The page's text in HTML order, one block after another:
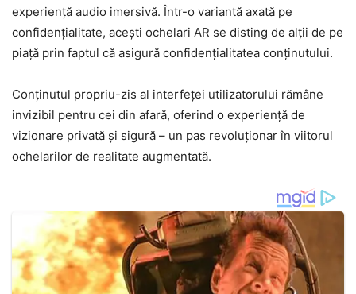
experiență audio imersivă. Într-o variantă axată pe
confidențialitate, acești ochelari AR se disting de alții de pe
piață prin faptul că asigură confidențialitatea conținutului.
Conținutul propriu-zis al interfeței utilizatorului rămâne
invizibil pentru cei din afară, oferind o experiență de
vizionare privată și sigură – un pas revoluționar în viitorul
ochelarilor de realitate augmentată.